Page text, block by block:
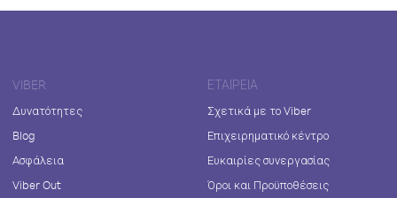
VIBER
Δυνατότητες
Blog
Ασφάλεια
Viber Out
ΕΤΑΙΡΕΊΑ
Σχετικά με το Viber
Επιχειρηματικό κέντρο
Ευκαιρίες συνεργασίας
Όροι και Προϋποθέσεις